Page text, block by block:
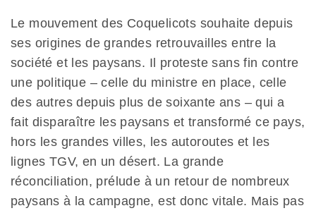
Le mouvement des Coquelicots souhaite depuis
ses origines de grandes retrouvailles entre la
société et les paysans. Il proteste sans fin contre
une politique – celle du ministre en place, celle
des autres depuis plus de soixante ans – qui a
fait disparaître les paysans et transformé ce pays,
hors les grandes villes, les autoroutes et les
lignes TGV, en un désert. La grande
réconciliation, prélude à un retour de nombreux
paysans à la campagne, est donc vitale. Mais pas